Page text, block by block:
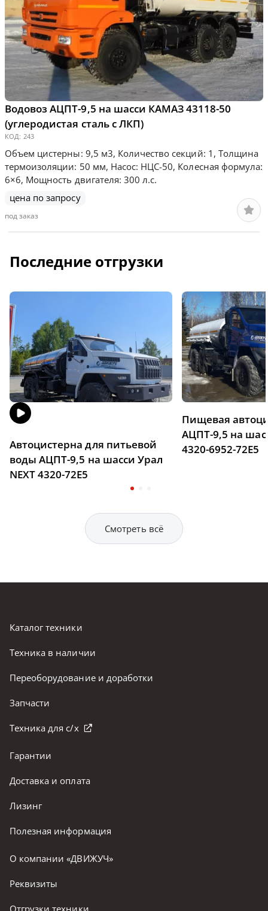
Водовоз АЦПТ-9,5 на шасси КАМАЗ 43118-50
(углеродистая сталь с ЛКП)
КОД: 243
Объем цистерны: 9,5 м3, Количество секций: 1, Толщина
термоизоляции: 50 мм, Насос: НЦС-50, Колесная формула:
6×6, Мощность двигателя: 300 л.с.
цена по запросу
под заказ
Последние отгрузки
Автоцистерна для питьевой
воды АЦПТ-9,5 на шасси Урал
NEXT 4320-72Е5
Пищевая
АЦПТ-9,5 на
4320-6952-72Е5
Смотреть всё
Каталог техники
Техника в наличии
Переоборудование и доработки
Запчасти
Техника для с/х
Гарантии
Доставка и оплата
Лизинг
Полезная информация
О компании «ДВИЖУЧ»
Реквизиты
Отгрузки техники